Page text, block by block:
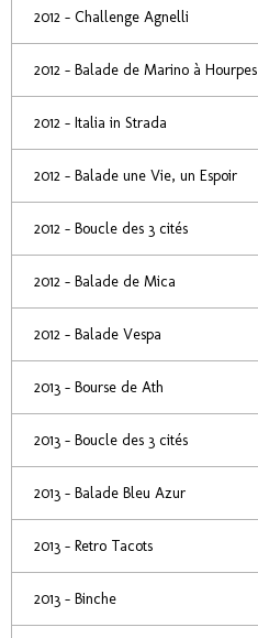
2012 - Challenge Agnelli
2012 - Balade de Marino à Hourpes
2012 - Italia in Strada
2012 - Balade une Vie, un Espoir
2012 - Boucle des 3 cités
2012 - Balade de Mica
2012 - Balade Vespa
2013 - Bourse de Ath
2013 - Boucle des 3 cités
2013 - Balade Bleu Azur
2013 - Retro Tacots
2013 - Binche